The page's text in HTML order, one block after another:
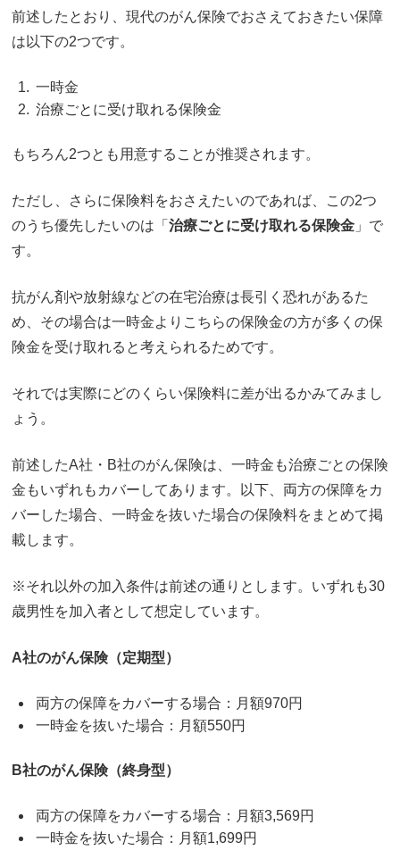
前述したとおり、現代のがん保険でおさえておきたい保障
は以下の2つです。
一時金
治療ごとに受け取れる保険金
もちろん2つとも用意することが推奨されます。
ただし、さらに保険料をおさえたいのであれば、この2つ
のうち優先したいのは「 治療ごとに受け取れる保険金 」で
す。
抗がん剤や放射線などの在宅治療は長引く恐れがあるた
め、その場合は一時金よりこちらの保険金の方が多くの保
険金を受け取れると考えられるためです。
それでは実際にどのくらい保険料に差が出るかみてみまし
ょう。
前述したA社・B社のがん保険は、一時金も治療ごとの保険
金もいずれもカバーしてあります。以下、両方の保障をカ
バーした場合、一時金を抜いた場合の保険料をまとめて掲
載します。
※それ以外の加入条件は前述の通りとします。いずれも30
歳男性を加入者として想定しています。
A社のがん保険（定期型）
両方の保障をカバーする場合：月額970円
一時金を抜いた場合：月額550円
B社のがん保険（終身型）
両方の保障をカバーする場合：月額3,569円
一時金を抜いた場合：月額1,699円